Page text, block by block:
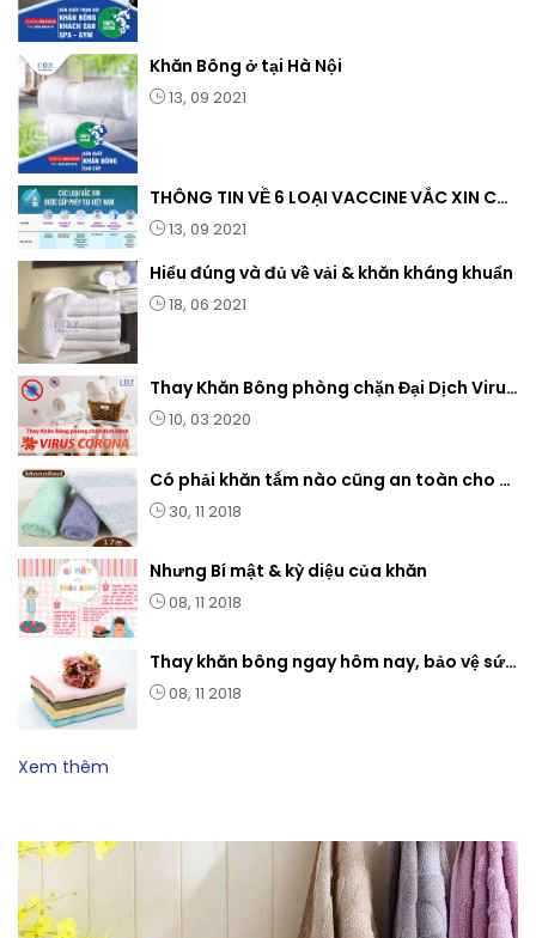
Khăn Bông ở tại Hà Nội
13, 09 2021
THÔNG TIN VỀ 6 LOẠI VACCINE VẮC XIN COVID-19 SỬ DỤNG TẠI VIỆT NAM
13, 09 2021
Hiểu đúng và đủ về vải & khăn kháng khuẩn
18, 06 2021
Thay Khăn Bông phòng chặn Đại Dịch Virus Corona - Covid 19 - nCovi.
10, 03 2020
Có phải khăn tắm nào cũng an toàn cho Sức Khỏe ?
30, 11 2018
Nhưng Bí mật & kỳ diệu của khăn
08, 11 2018
Thay khăn bông ngay hôm nay, bảo vệ sức khỏe ngày mai !
08, 11 2018
Xem thêm